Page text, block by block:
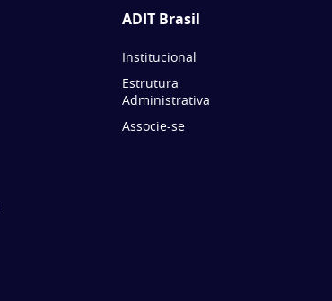
ADIT Brasil
Institucional
Estrutura
Administrativa
Associe-se